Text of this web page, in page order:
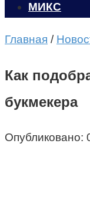
МИКС
Главная /
Как
букмекера
Опубликовано: